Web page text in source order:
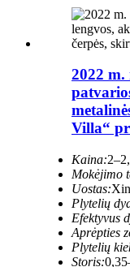
2022 m.
Villa“
Kaina:
Mokėjimo
Uostas:
Plytelių
Efektyvus
Aprėpties
Plytelių
Storis: